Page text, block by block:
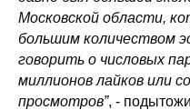
Московской области,
большим количеством
говорить о числовых
миллионов лайков или
просмотров”, -